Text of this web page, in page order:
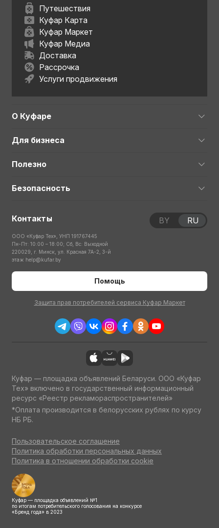
Путешествия
Куфар Карта
Куфар Маркет
Куфар Медиа
Доставка
Рассрочка
Услуги продвижения
О Куфаре
Для бизнеса
Полезно
Безопасность
Контакты
ООО «Куфар Тех», УНП 191767445
Пн-Пт: 10:00 – 18:00; Сб, Вс: Выходной
220029, г. Минск, ул. Красная 7А-2, 3-й
этаж help@kufar.by
Помощь
Защита прав потребителей сервиса Куфар Маркет
BY RU
Куфар — площадка объявлений Беларуси. ООО «Куфар
Тех» включено в государственный информационный
ресурс «Реестр рекламораспространителей»
*Оплата производится в белорусских рублях по курсу
НБ РБ.
Пользовательское соглашение
Политика обработки персональных данных
Политика в отношении обработки cookie
Куфар — площадка объявлений №1
по итогам потребительского голосования на конкурсе
«Бренд года» в 2023